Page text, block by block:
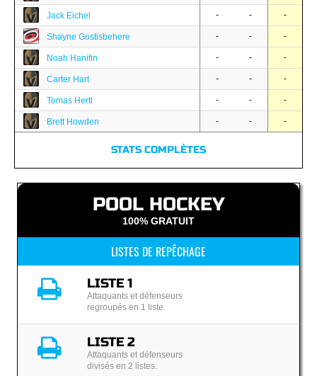
Jack Eichel - - -
Shayne Gostisbehere - - -
Noah Hanifin - - -
Carter Hart - - -
Tomas Hertl - - -
Brett Howden - - -
STATS COMPLÈTES
POOL HOCKEY
100% GRATUIT
LISTES DE REPÊCHAGE
LISTE 1
Attaquants et défenseurs
regroupés en 1 liste.
LISTE 2
Attaquants et défenseurs
divisés en 2 listes.